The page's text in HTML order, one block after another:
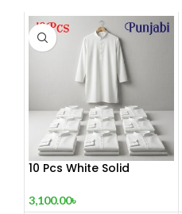
10 Pcs White Solid
3,100.00৳